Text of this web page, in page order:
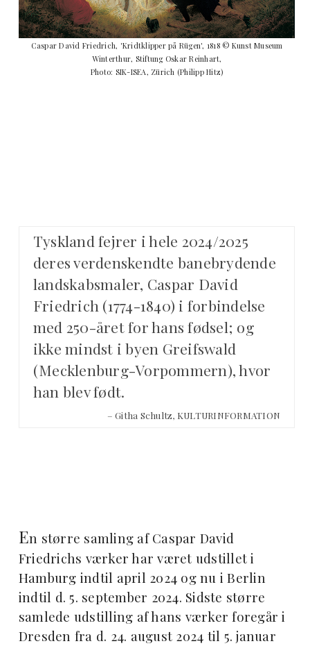
Caspar David Friedrich, 'Kridtklipper på Rügen', 1818 © Kunst Museum
Winterthur, Stiftung Oskar Reinhart,
Photo: SIK-ISEA, Zürich (Philipp Hitz)
Tyskland fejrer i hele 2024/2025
deres verdenskendte banebrydende
landskabsmaler, Caspar David
Friedrich (1774-1840) i forbindelse
med 250-året for hans fødsel; og
ikke mindst i byen Greifswald
(Mecklenburg-Vorpommern), hvor
han blev født.
– Githa Schultz, KULTURINFORMATION
En større samling af Caspar David
Friedrichs værker har været udstillet i
Hamburg indtil april 2024 og nu i Berlin
indtil d. 5. september 2024. Sidste større
samlede udstilling af hans værker foregår i
Dresden fra d. 24. august 2024 til 5. januar